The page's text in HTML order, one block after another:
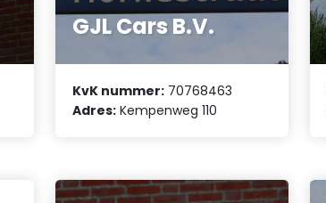
GJL Cars B.V.
KvK nummer: 70768463
Adres: Kempenweg 110